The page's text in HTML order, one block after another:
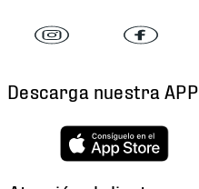
Descarga nuestra APP